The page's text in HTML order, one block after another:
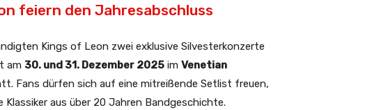
feiern den Jahresabschluss
Kings of Leon zwei exklusive Silvesterkonzerte
am 30. und 31. Dezember 2025 im Venetian
Fans dürfen sich auf eine mitreißende Setlist freuen,
aus über 20 Jahren Bandgeschichte.